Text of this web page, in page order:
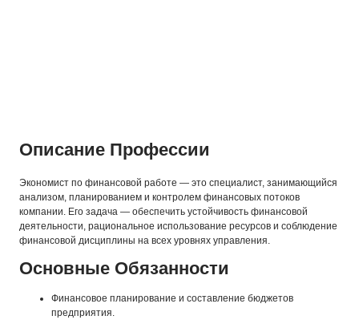
Описание Профессии
Экономист по финансовой работе — это специалист, занимающийся
анализом, планированием и контролем финансовых потоков
компании. Его задача — обеспечить устойчивость финансовой
деятельности, рациональное использование ресурсов и соблюдение
финансовой дисциплины на всех уровнях управления.
Основные Обязанности
Финансовое планирование и составление бюджетов
предприятия.